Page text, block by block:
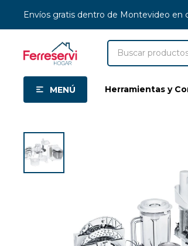
MENÚ Herramientas y
Envíos gratis dentro de Montevideo en